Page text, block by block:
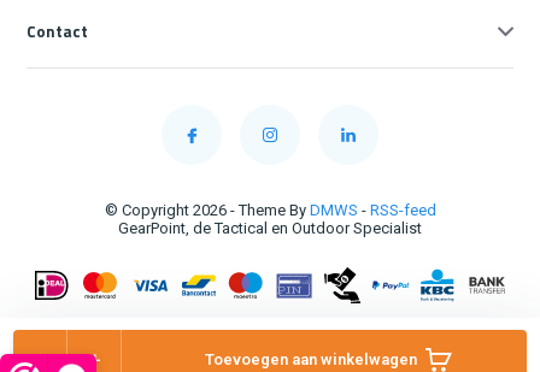
+
- Toevoegen aan winkelwagen
Contact
© Copyright 2026 - Theme By DMWS - RSS-feed
GearPoint, de Tactical en Outdoor Specialist